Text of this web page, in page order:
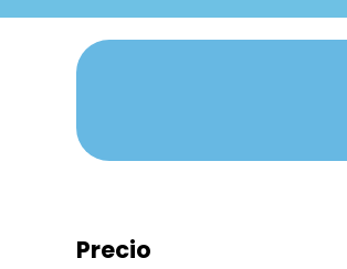
Precio